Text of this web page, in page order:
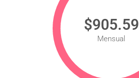
$905.59
Mensual